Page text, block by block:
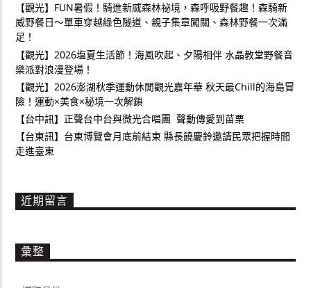
【觀光】FUN暑假！騎進新威森林祕境，森呼吸野餐趣！森騎新
威野餐日～單車穿越綠色隧道、親子集章闖關、森林野餐一次滿
足！
【觀光】2026塩夏生活節！海風吹起、夕陽相伴 水晶教堂野餐音
樂派對浪漫登場！
【觀光】2026澎湖秋季運動休閒觀光嘉年華 秋天最Chill的海島冒
險！運動×美食×秘境一次解鎖
【台中訊】正聲台中台與微光合唱團 聲動傳愛到苗栗
【台東訊】台東博覽會月底前結束 縣長饒慶鈴邀請民眾把握時間
走進臺東
近期留言
彙整